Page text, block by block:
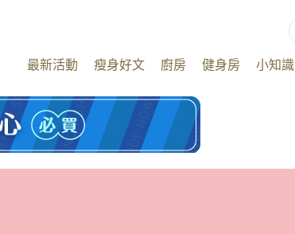
最新活動 瘦身好文 廚房 健身房 小知識